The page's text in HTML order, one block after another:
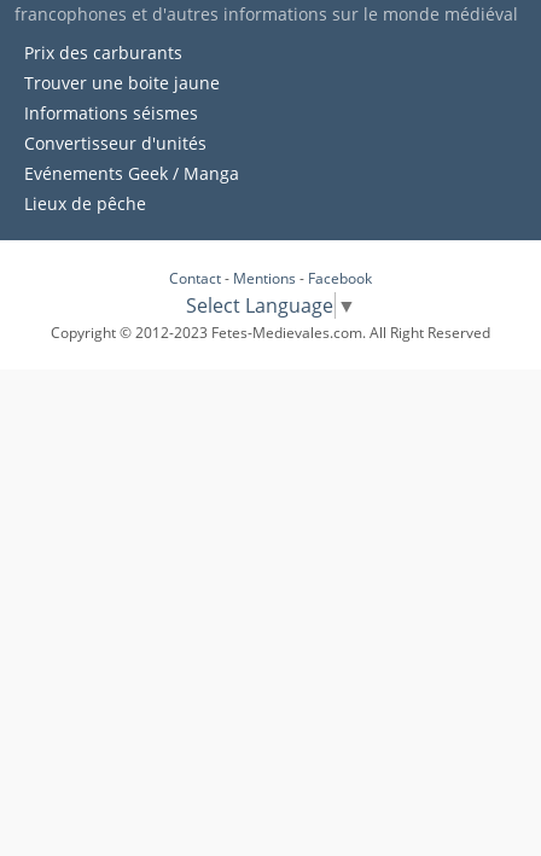
francophones et d'autres informations sur le monde médiéval
Prix des carburants
Trouver une boite jaune
Informations séismes
Convertisseur d'unités
Evénements Geek / Manga
Lieux de pêche
Contact- Mentions - Facebook
Select Language ▼
Copyright © 2012-2023 Fetes-Medievales.com. All Right Reserved